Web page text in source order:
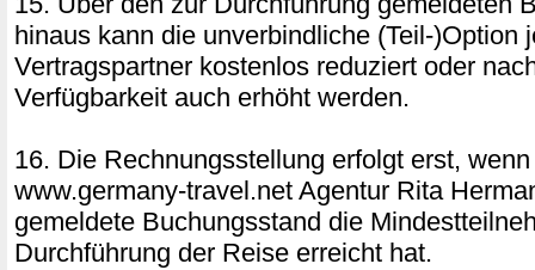
hinaus kann die unverbindliche (Teil-)Option
Vertragspartner kostenlos reduziert oder
Verfügbarkeit auch erhöht werden.
16. Die Rechnungsstellung erfolgt erst,
www.germany-travel.net Agentur Rita
gemeldete Buchungsstand die
Durchführung der Reise erreicht hat.